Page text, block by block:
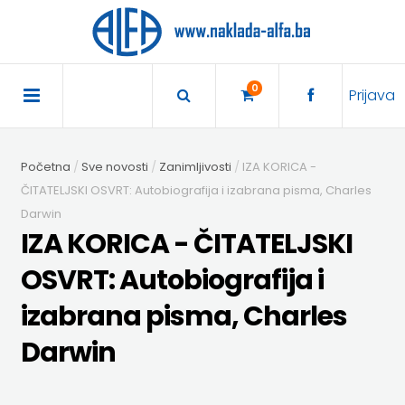
Prijava
0
POČETNA
AKCIJA
SNIŽENO
DJEČJA
KNJIŽEVNOST
DIDAKTIKA
DIDAKTIKA
UDŽBENICI
Početna Sve novosti Zanimljivosti
IZA KORICA -
ČITATELJSKI OSVRT: Autobiografija i izabrana pisma, Charles
Darwin
IZA KORICA - ČITATELJSKI
OSVRT: Autobiografija i
izabrana pisma, Charles
Darwin